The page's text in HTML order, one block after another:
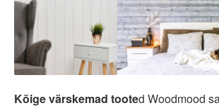
Kõige värskemad tooted Woodmood